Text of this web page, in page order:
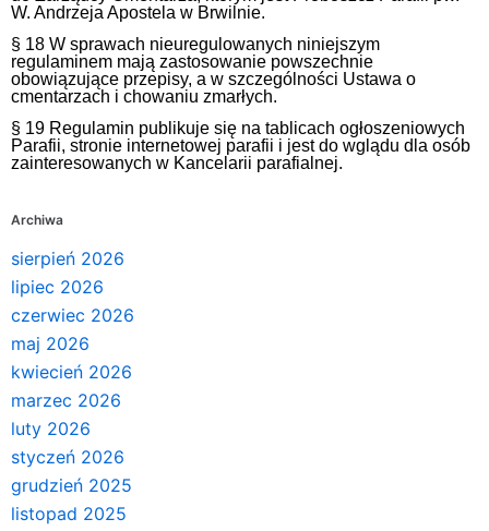
W. Andrzeja Apostela w Brwilnie.
§ 18 W sprawach nieuregulowanych niniejszym
regulaminem mają zastosowanie powszechnie
obowiązujące przepisy, a w szczególności Ustawa o
cmentarzach i chowaniu zmarłych.
§ 19 Regulamin publikuje się na tablicach ogłoszeniowych
Parafii, stronie internetowej parafii i jest do wglądu dla osób
zainteresowanych w Kancelarii parafialnej.
Archiwa
sierpień 2026
lipiec 2026
czerwiec 2026
maj 2026
kwiecień 2026
marzec 2026
luty 2026
styczeń 2026
grudzień 2025
listopad 2025